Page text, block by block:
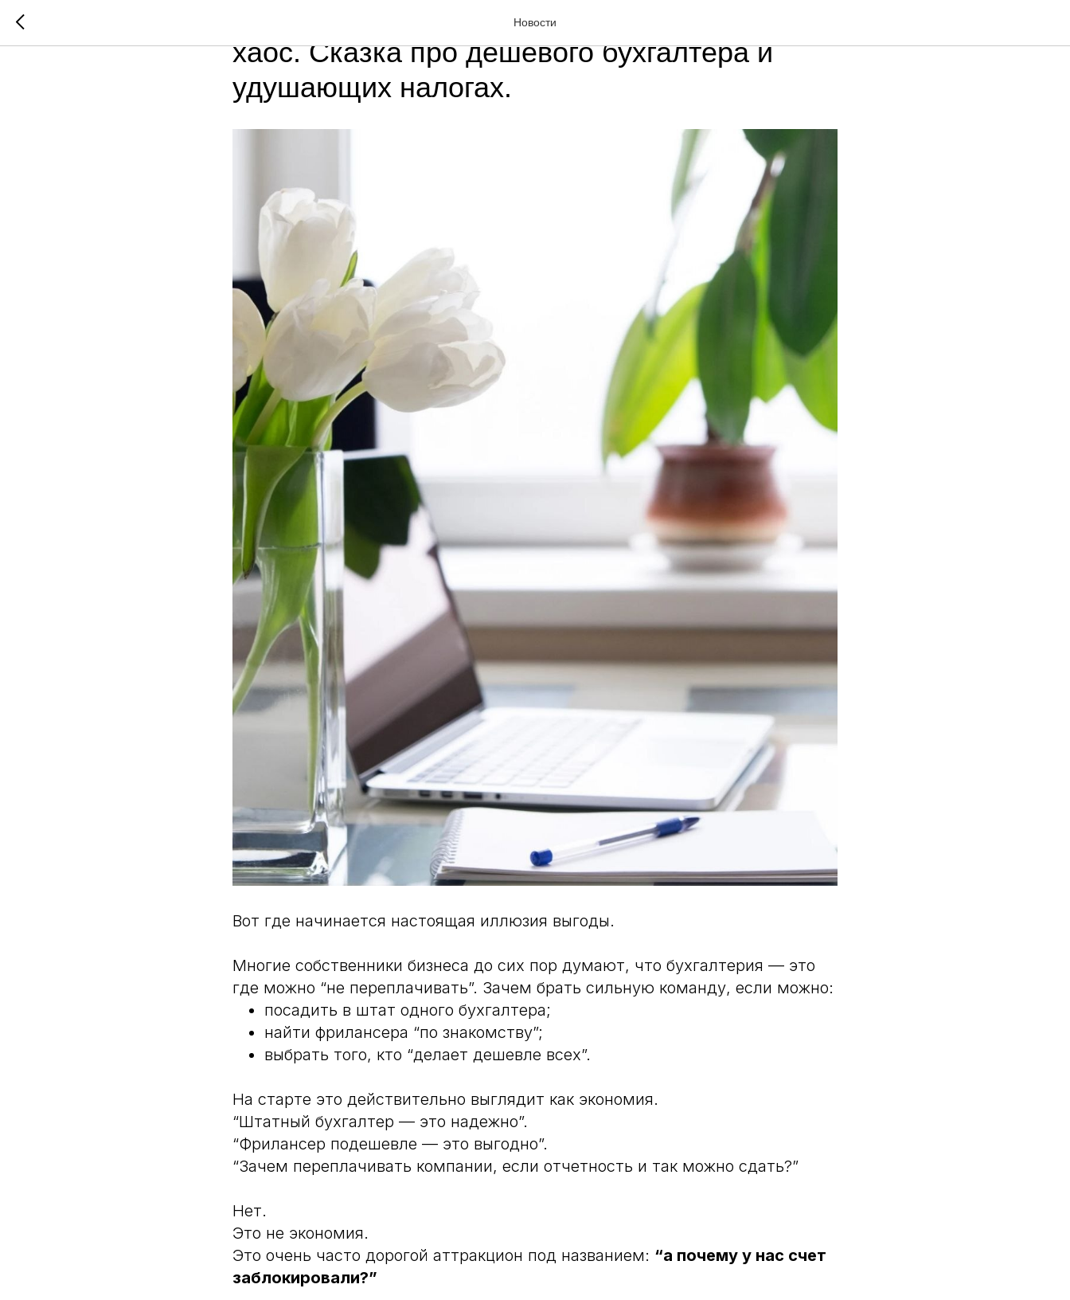
Новости
Предприниматель – добро пожаловать в
хаос. Сказка про дешевого бухгалтера и
удушающих налогах.
Вот где начинается настоящая иллюзия выгоды.
Многие собственники бизнеса до сих пор думают, что бухгалтерия — это
где можно “не переплачивать”. Зачем брать сильную команду, если можно:
посадить в штат одного бухгалтера;
найти фрилансера “по знакомству”;
выбрать того, кто “делает дешевле всех”.
На старте это действительно выглядит как экономия.
“Штатный бухгалтер — это надежно”.
“Фрилансер подешевле — это выгодно”.
“Зачем переплачивать компании, если отчетность и так можно сдать?”
Нет.
Это не экономия.
Это очень часто дорогой аттракцион под названием: “а почему у нас счет
заблокировали?”